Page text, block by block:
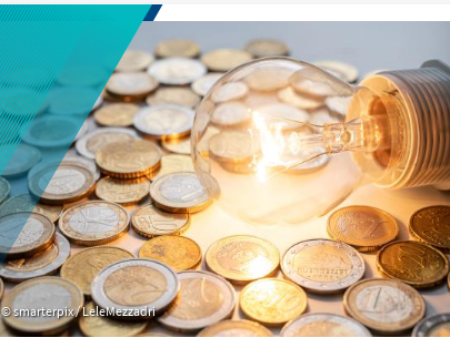
Außenpolitik mit diesem Thema befasst: Eine
strategische Sicherheitspartnerschaft mit der Türkei
im Bereich der Drohnenentwicklung sollte wichtiger
Bestandteil deutscher und europäischer
sicherheitspolitischer Überlegungen sein.
smarterpix / LeleMezzadri